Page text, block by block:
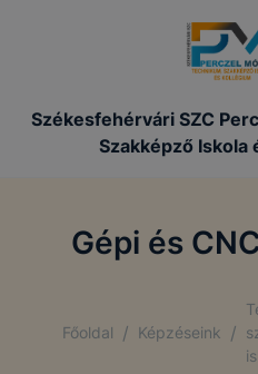
Székesfehérvári SZC
Szakképző Iskola
Gépi és
Főoldal / Képzéseink /